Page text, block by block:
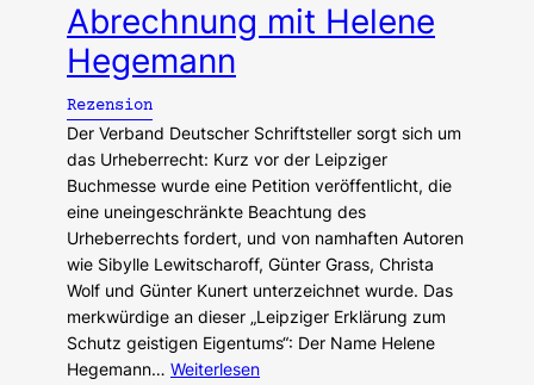
Abrechnung mit Helene
Hegemann
Rezension
Der Verband Deutscher Schriftsteller sorgt sich um
das Urheberrecht: Kurz vor der Leipziger
Buchmesse wurde eine Petition veröffentlicht, die
eine uneingeschränkte Beachtung des
Urheberrechts fordert, und von namhaften Autoren
wie Sibylle Lewitscharoff, Günter Grass, Christa
Wolf und Günter Kunert unterzeichnet wurde. Das
merkwürdige an dieser „Leipziger Erklärung zum
Schutz geistigen Eigentums“: Der Name Helene
Hegemann… Weiterlesen